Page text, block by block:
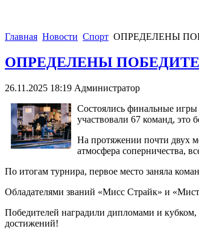
Главная Новости Спорт ОПРЕДЕЛЕНЫ
ОПРЕДЕЛЕНЫ
26.11.2025 18:19 Администратор
Состоялись финальные
участвовали 67 команд, это
На протяжении почти двух
атмосфера соперничества,
По итогам турнира, первое место заняла
Обладателями званий «Мисс Страйк» и
Победителей наградили дипломами и
достижений!